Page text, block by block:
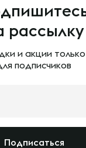
рассылку
и акции только
подписчиков
Подписаться